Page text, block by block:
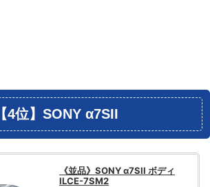
【4位】SONY ‪α‬7SII
《並品》SONY α7SII ボディ
ILCE-7SM2